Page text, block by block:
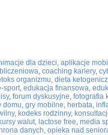
dla dzieci, aplikacje
, coaching kariery,
organizmu, dieta
sport, edukacja finansowa,
, forum dyskusyjne, fotografia
domu, gry mobilne, herbata,
, kodeks rodzinny,
kursy walut, lactose free, media
danych, opieka nad